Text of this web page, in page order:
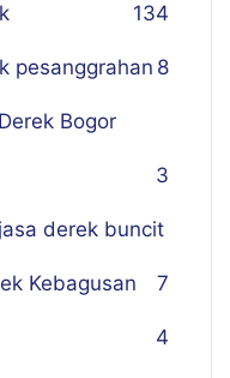
134
pesanggrahan 8
Bogor
3
derek buncit
7
Kebagusan
4